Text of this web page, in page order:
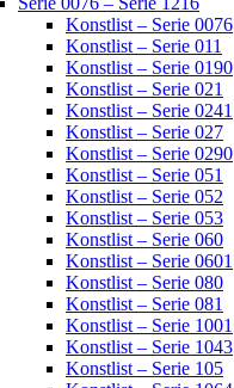
Konstlist – Serie 0076
Konstlist – Serie 011
Konstlist – Serie 0190
Konstlist – Serie 021
Konstlist – Serie 0241
Konstlist – Serie 027
Konstlist – Serie 0290
Konstlist – Serie 051
Konstlist – Serie 052
Konstlist – Serie 053
Konstlist – Serie 060
Konstlist – Serie 0601
Konstlist – Serie 080
Konstlist – Serie 081
Konstlist – Serie 1001
Konstlist – Serie 1043
Konstlist – Serie 105